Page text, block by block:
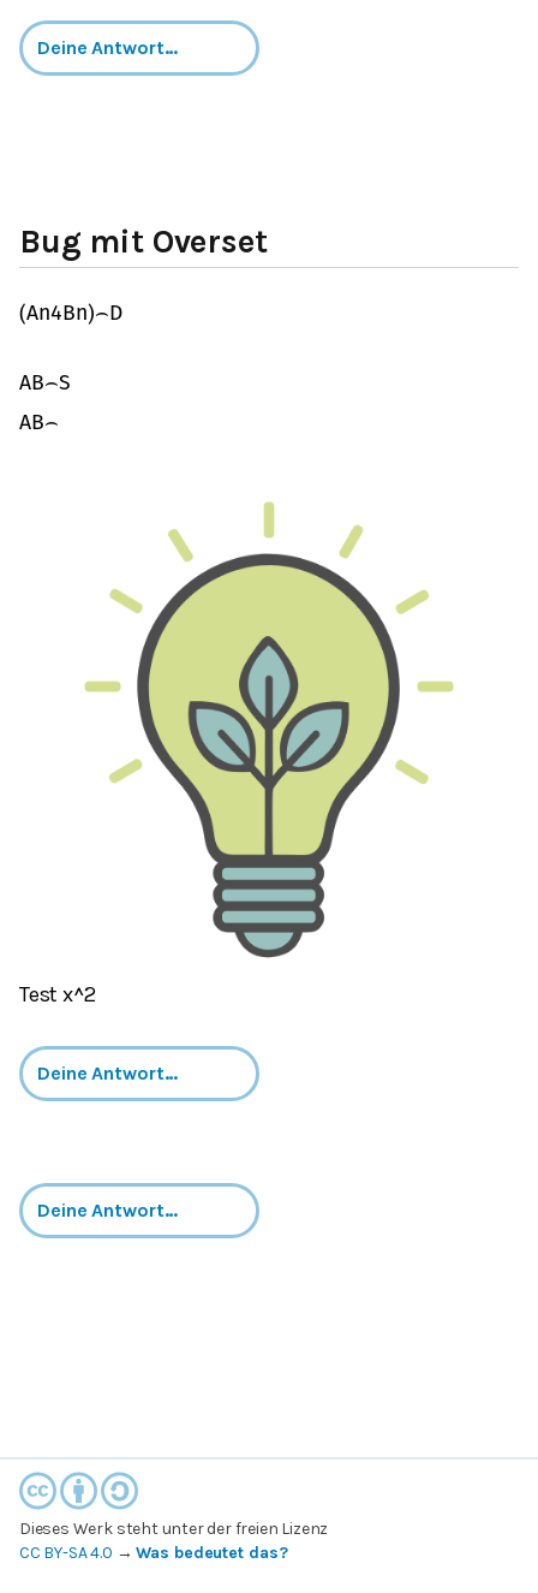
Bug mit Overset
(An4 Bn)⌢ D
AB⌢S
AB⌢
Test x^2
Dieses Werk steht unter der freien Lizenz
CC BY-SA 4.0 →Was bedeutet das?